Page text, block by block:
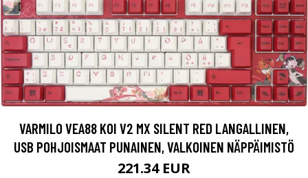
VARMILO VEA88 KOI V2 MX SILENT RED LANGALLINEN,
USB POHJOISMAAT PUNAINEN, VALKOINEN NÄPPÄIMISTÖ
221.34 EUR